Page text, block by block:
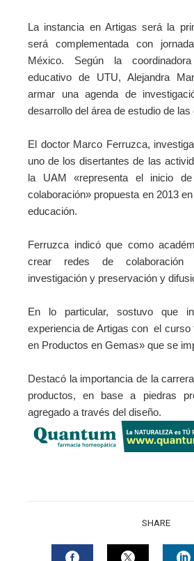
La instancia en Artigas será la
será complementada con
México. Según la
educativo de UTU, Alejandra
armar una agenda de
desarrollo del área de estudio de las
El doctor Marco Ferruzca,
uno de los disertantes de las
la UAM «representa el inicio
colaboración» propuesta en 2013
educación.
Ferruzca indicó que como
crear redes de
investigación y preservación y
En lo particular, sostuvo que
experiencia de Artigas conel curso
en Productos en Gemas» que se
Destacó la importancia de la
productos, en base a piedras
agregado a través del diseño.
SHARE